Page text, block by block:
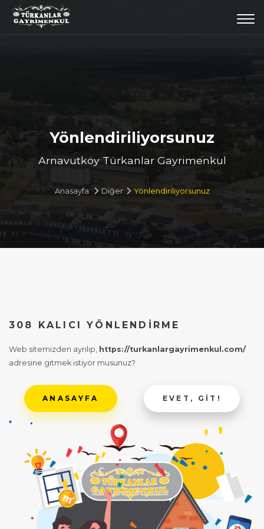
Yönlendiriliyorsunuz
Arnavutköy Türkanlar Gayrimenkul
Anasayfa Diğer Yönlendiriliyorsunuz
308 KALICI YÖNLENDIRME
Web sitemizden ayrılıp, https://turkanlargayrimenkul.com/
adresine gitmek istiyor musunuz?
ANASAYFA EVET, GIT!